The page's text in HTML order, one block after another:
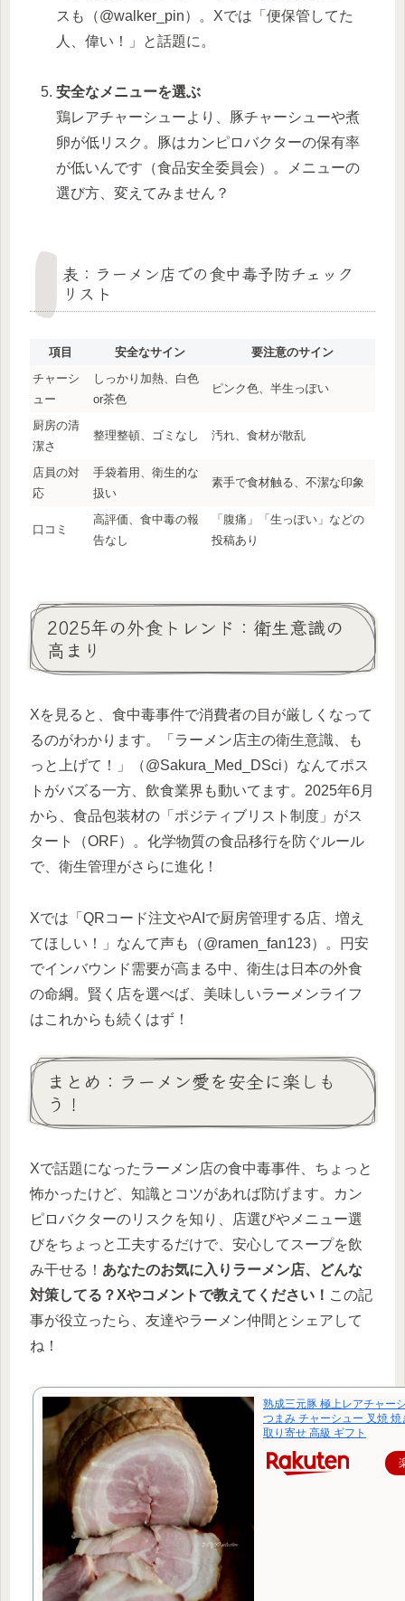
スも（@walker_pin）。Xでは「便保管してた
人、偉い！」と話題に。
安全なメニューを選ぶ
鶏レアチャーシューより、豚チャーシューや煮
卵が低リスク。豚はカンピロバクターの保有率
が低いんです（食品安全委員会）。メニューの
選び方、変えてみません？
表：ラーメン店での食中毒予防チェック
リスト
項目 安全なサイン
要注意のサイン
チャーシ
ュー
しっかり加熱、白色
or茶色
ピンク色、半生っぽい
厨房の清
潔さ
整理整頓、ゴミなし 汚れ、食材が散乱
店員の対
応
手袋着用、衛生的な
扱い
素手で食材触る、不潔な印象
口コミ
高評価、食中毒の報
告なし
「腹痛」「生っぽい」などの
投稿あり
2025年の外食トレンド：衛生意識の
高まり
Xを見ると、食中毒事件で消費者の目が厳しくなって
るのがわかります。「ラーメン店主の衛生意識、も
っと上げて！」（@Sakura_Med_DSci）なんてポス
トがバズる一方、飲食業界も動いてます。2025年6月
から、食品包装材の「ポジティブリスト制度」がス
タート（ORF）。化学物質の食品移行を防ぐルール
で、衛生管理がさらに進化！
Xでは「QRコード注文やAIで厨房管理する店、増え
てほしい！」なんて声も（@ramen_fan123）。円安
でインバウンド需要が高まる中、衛生は日本の外食
の命綱。賢く店を選べば、美味しいラーメンライフ
はこれからも続くはず！
まとめ：ラーメン愛を安全に楽しも
う！
Xで話題になったラーメン店の食中毒事件、ちょっと
怖かったけど、知識とコツがあれば防げます。カン
ピロバクターのリスクを知り、店選びやメニュー選
びをちょっと工夫するだけで、安心してスープを飲
み干せる！ あなたのお気に入りラーメン店、どんな
対策してる？Xやコメントで教えてください！ この記
事が役立ったら、友達やラーメン仲間とシェアして
ね！
熟成三元豚 極上レアチャー
つまみ チャーシュー 叉焼 焼
取り寄せ 高級 ギフト